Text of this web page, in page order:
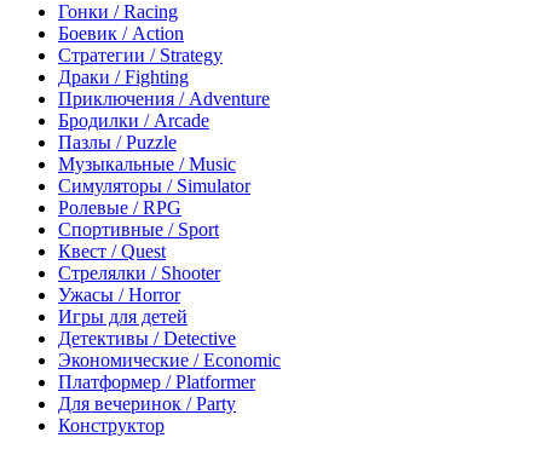
Гонки / Racing
Боевик / Action
Стратегии / Strategy
Драки / Fighting
Приключения / Adventure
Бродилки / Arcade
Пазлы / Puzzle
Музыкальные / Music
Симуляторы / Simulator
Ролевые / RPG
Спортивные / Sport
Квест / Quest
Стрелялки / Shooter
Ужасы / Horror
Игры для детей
Детективы / Detective
Экономические / Economic
Платформер / Platformer
Для вечеринок / Party
Конструктор